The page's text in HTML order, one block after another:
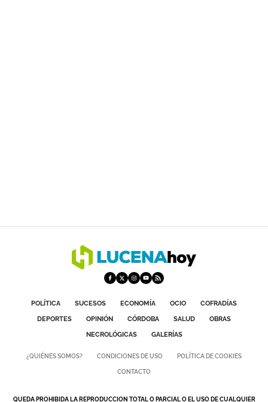
POLÍTICA SUCESOS ECONOMÍA OCIO
COFRADÍAS
DEPORTES
OPINIÓN CÓRDOBA SALUD
OBRAS
NECROLÓGICAS
GALERÍAS
¿QUIÉNES SOMOS? CONDICIONES DE USO POLÍTICA DE COOKIES
CONTACTO
QUEDA PROHIBIDA LA REPRODUCCION TOTAL O PARCIAL O EL USO DE CUALQUIER